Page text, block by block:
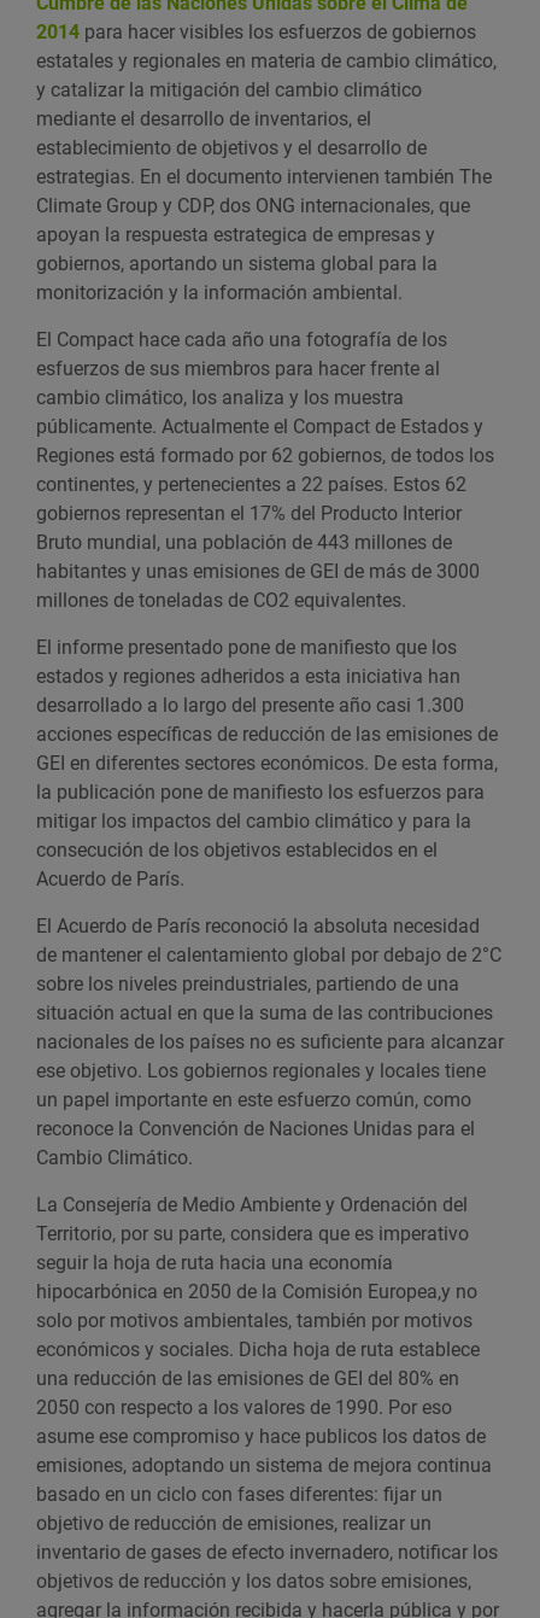
2014 para hacer visibles los esfuerzos de gobiernos
estatales y regionales en materia de cambio climático,
y catalizar la mitigación del cambio climático
mediante el desarrollo de inventarios, el
establecimiento de objetivos y el desarrollo de
estrategias. En el documento intervienen también The
Climate Group y CDP, dos ONG internacionales, que
apoyan la respuesta estrategica de empresas y
gobiernos, aportando un sistema global para la
monitorización y la información ambiental.
El Compact hace cada año una fotografía de los
esfuerzos de sus miembros para hacer frente al
cambio climático, los analiza y los muestra
públicamente. Actualmente el Compact de Estados y
Regiones está formado por 62 gobiernos, de todos los
continentes, y pertenecientes a 22 países. Estos 62
gobiernos representan el 17% del Producto Interior
Bruto mundial, una población de 443 millones de
habitantes y unas emisiones de GEI de más de 3000
millones de toneladas de CO2 equivalentes.
El informe presentado pone de manifiesto que los
estados y regiones adheridos a esta iniciativa han
desarrollado a lo largo del presente año casi 1.300
acciones específicas de reducción de las emisiones de
GEI en diferentes sectores económicos. De esta forma,
la publicación pone de manifiesto los esfuerzos para
mitigar los impactos del cambio climático y para la
consecución de los objetivos establecidos en el
Acuerdo de París.
El Acuerdo de París reconoció la absoluta necesidad
de mantener el calentamiento global por debajo de 2°C
sobre los niveles preindustriales, partiendo de una
situación actual en que la suma de las contribuciones
nacionales de los países no es suficiente para alcanzar
ese objetivo. Los gobiernos regionales y locales tiene
un papel importante en este esfuerzo común, como
reconoce la Convención de Naciones Unidas para el
Cambio Climático.
La Consejería de Medio Ambiente y Ordenación del
Territorio, por su parte, considera que es imperativo
seguir la hoja de ruta hacia una economía
hipocarbónica en 2050 de la Comisión Europea,y no
solo por motivos ambientales, también por motivos
económicos y sociales. Dicha hoja de ruta establece
una reducción de las emisiones de GEI del 80% en
2050 con respecto a los valores de 1990. Por eso
asume ese compromiso y hace publicos los datos de
emisiones, adoptando un sistema de mejora continua
basado en un ciclo con fases diferentes: fijar un
objetivo de reducción de emisiones, realizar un
inventario de gases de efecto invernadero, notificar los
objetivos de reducción y los datos sobre emisiones,
agregar la información recibida y hacerla pública y por